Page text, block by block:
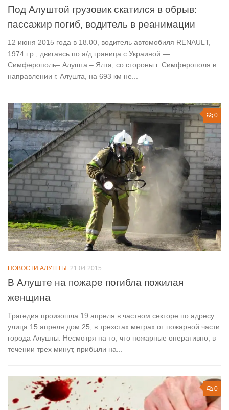
Под Алуштой грузовик скатился в обрыв:
пассажир погиб, водитель в реанимации
12 июня 2015 года в 18.00, водитель автомобиля RЕNАULТ,
1974 г.р., двигаясь по а/д граница с Украиной —
Симферополь– Алушта – Ялта, со стороны г. Симферополя в
направлении г. Алушта, на 693 км не...
0
НОВОСТИ АЛУШТЫ 21.04.2015
В Алуште на пожаре погибла пожилая
женщина
Трагедия произошла 19 апреля в частном секторе по адресу
улица 15 апреля дом 25, в трехстах метрах от пожарной части
города Алушты. Несмотря на то, что пожарные оперативно, в
течении трех минут, прибыли на...
0